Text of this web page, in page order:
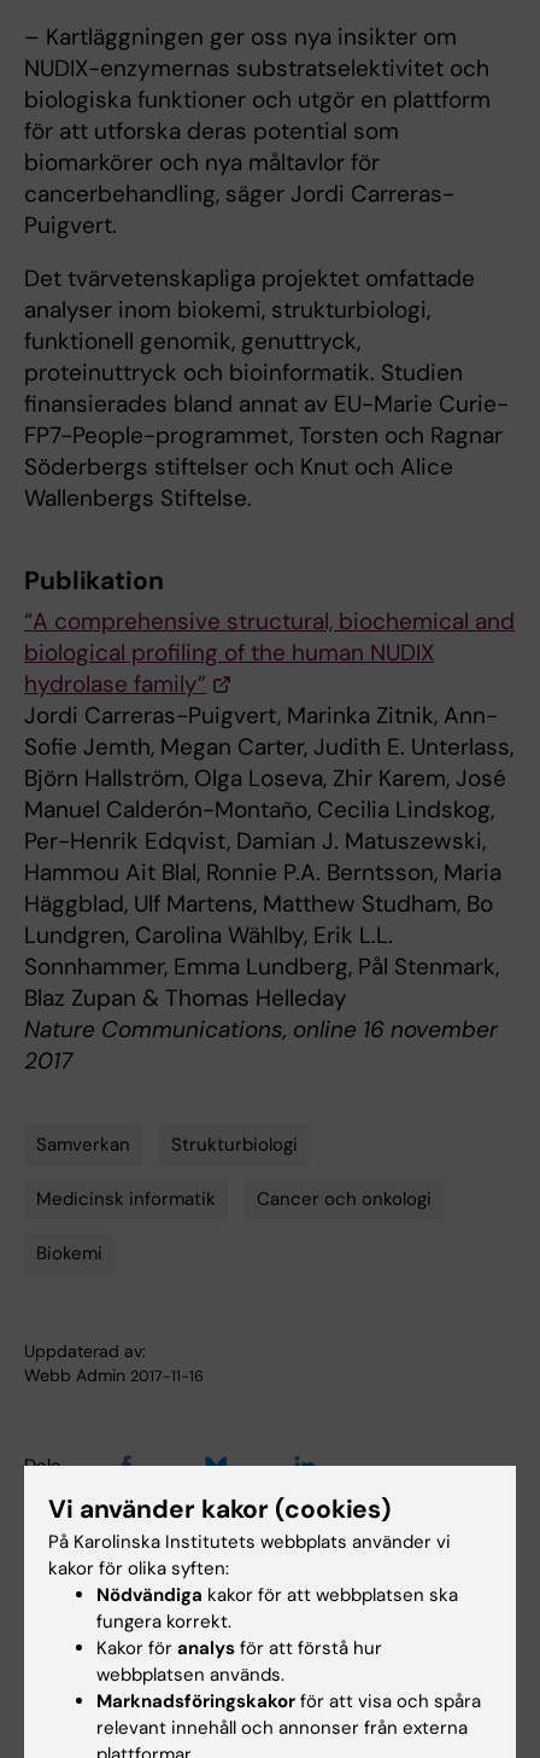
– Kartläggningen ger oss nya insikter om
NUDIX-enzymernas substratselektivitet och
biologiska funktioner och utgör en plattform
för att utforska deras potential som
biomarkörer och nya måltavlor för
cancerbehandling, säger Jordi Carreras-
Puigvert.
Det tvärvetenskapliga projektet omfattade
analyser inom biokemi, strukturbiologi,
funktionell genomik, genuttryck,
proteinuttryck och bioinformatik. Studien
finansierades bland annat av EU-Marie Curie-
FP7-People-programmet, Torsten och Ragnar
Söderbergs stiftelser och Knut och Alice
Wallenbergs Stiftelse.
Publikation
“A comprehensive structural, biochemical and
biological profiling of the human NUDIX
hydrolase family”
Jordi Carreras-Puigvert, Marinka Zitnik, Ann-
Sofie Jemth, Megan Carter, Judith E. Unterlass,
Björn Hallström, Olga Loseva, Zhir Karem, José
Manuel Calderón-Montaño, Cecilia Lindskog,
Per-Henrik Edqvist, Damian J. Matuszewski,
Hammou Ait Blal, Ronnie P.A. Berntsson, Maria
Häggblad, Ulf Martens, Matthew Studham, Bo
Lundgren, Carolina Wählby, Erik L.L.
Sonnhammer, Emma Lundberg, Pål Stenmark,
Blaz Zupan & Thomas Helleday
Nature Communications, online 16 november
2017
Samverkan Strukturbiologi
Medicinsk informatik Cancer och onkologi
Biokemi
Uppdaterad av:
Webb Admin 2017-11-16
Dela
Relaterade artiklar
Vi använder kakor (cookies)
På Karolinska Institutets webbplats använder vi
kakor för olika syften:
Nödvändiga kakor för att webbplatsen ska
fungera korrekt.
Kakor för analys för att förstå hur
webbplatsen används.
Marknadsföringskakor för att visa och spåra
relevant innehåll och annonser från externa